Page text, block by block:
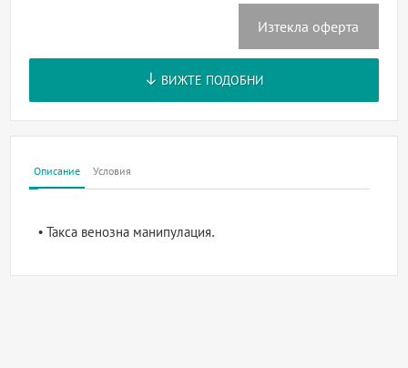
Изтекла оферта
ВИЖТЕ ПОДОБНИ
Описание Условия
• Такса венозна манипулация.